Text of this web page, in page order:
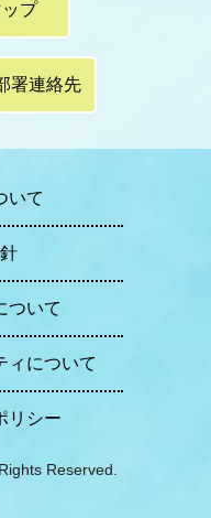
プ
署連絡先
いて
ついて
ィについて
リシー
Reserved.